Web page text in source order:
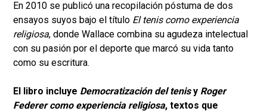
En 2010 se publicó una recopilación póstuma de dos
ensayos suyos bajo el título El tenis como experiencia
religiosa, donde Wallace combina su agudeza intelectual
con su pasión por el deporte que marcó su vida tanto
como su escritura.
El libro incluye Democratización del tenisy Roger
Federer como experiencia religiosa, textos que